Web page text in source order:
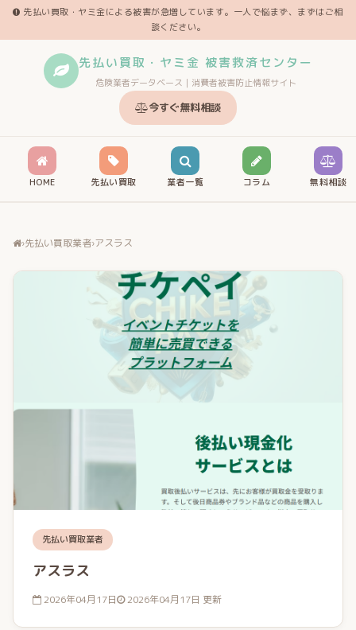
先払い買取・ヤミ金による被害が急増しています。一人で悩まず、まずはご相
談ください。
先払い買取・ヤミ金 被害救済センター
危険業者データベース｜消費者被害防止情報サイト
今すぐ無料相談
HOME 先払い買取 業者一覧 コラム 無料相談
›先払い買取業者›アスラス
先払い買取業者
アスラス
2026年04月17日 2026年04月17日 更新